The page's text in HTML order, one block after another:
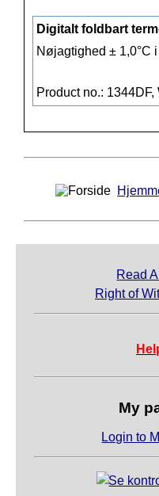
Digitalt foldbart
Nøjagtighed ± 1,0°C
Product no.: 1344DF,
Read
Right of
My
Login to